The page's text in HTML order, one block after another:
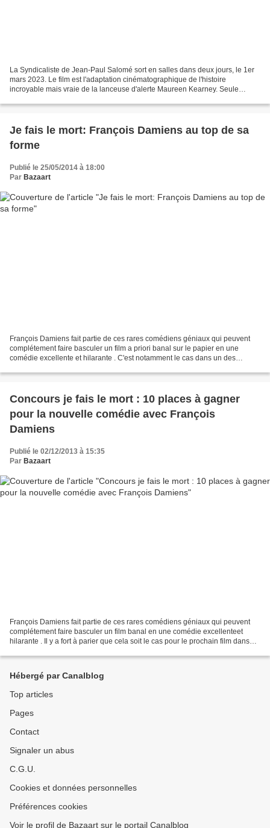
La Syndicaliste de Jean-Paul Salomé sort en salles dans deux jours, le 1er
mars 2023. Le film est l'adaptation cinématographique de l'histoire
incroyable mais vraie de la lanceuse d'alerte Maureen Kearney. Seule
Je fais le mort: François Damiens au top de sa
forme
Publié le 25/05/2014 à 18:00
Par Bazaart
François Damiens fait partie de ces rares comédiens géniaux qui peuvent
complétement faire basculer un film a priori banal sur le papier en une
comédie excellente et hilarante . C'est notamment le cas dans un des
Concours je fais le mort : 10 places à gagner
pour la nouvelle comédie avec François
Damiens
Publié le 02/12/2013 à 15:35
Par Bazaart
François Damiens fait partie de ces rares comédiens géniaux qui peuvent
complétement faire basculer un film banal en une comédie excellenteet
hilarante . Il y a fort à parier que cela soit le cas pour le prochain film dans
Hébergé par Canalblog
Top articles
Pages
Contact
Signaler un abus
C.G.U.
Cookies et données personnelles
Préférences cookies
Voir le profil de Bazaart sur le portail Canalblog